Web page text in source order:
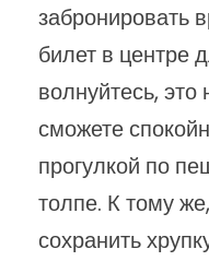
забронировать
билет в центре
волнуйтесь,
сможете
прогулкой по
толпе. К тому
сохранить